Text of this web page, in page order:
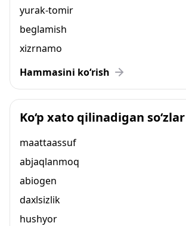
yurak-tomir
beglamish
xizrnamo
Hammasini ko‘rish
Ko‘p xato qilinadigan so‘zlar
maattaassuf
abjaqlanmoq
abiogen
daxlsizlik
hushyor